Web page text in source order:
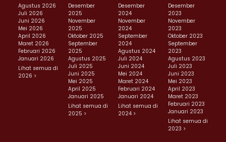
Agustus 2026
Juli 2026
Juni 2026
Mei 2026
April 2026
Maret 2026
Februari 2026
Januari 2026
Lihat semua di
2026 >
Desember
2025
November
2025
Oktober 2025
September
2025
Agustus 2025
Juli 2025
Juni 2025
Mei 2025
April 2025
Januari 2025
Lihat semua di
2025 >
Desember
2024
November
2024
September
2024
Agustus 2024
Juli 2024
Juni 2024
Mei 2024
Maret 2024
Februari 2024
Januari 2024
Lihat semua di
2024 >
Desember
2023
November
2023
Oktober 2023
September
2023
Agustus 2023
Juli 2023
Juni 2023
Mei 2023
April 2023
Maret 2023
Februari 2023
Januari 2023
Lihat semua di
2023 >